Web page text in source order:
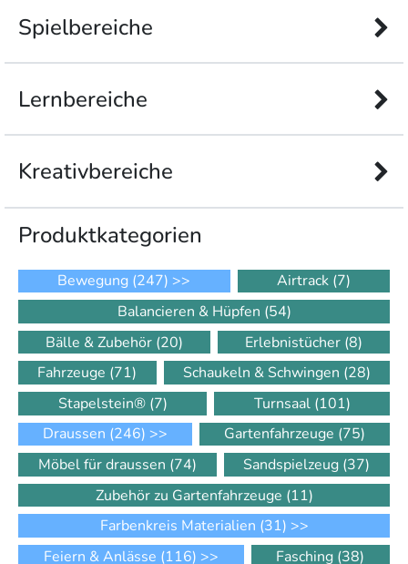
Spielbereiche
Lernbereiche
Kreativbereiche
Produkt­kategorien
Bewegung (247) >> Airtrack (7)
Balancieren & Hüpfen (54)
Bälle & Zubehör (20) Erlebnistücher (8)
Fahrzeuge (71) Schaukeln & Schwingen (28)
Stapelstein® (7) Turnsaal (101)
Draussen (246) >> Gartenfahrzeuge (75)
Möbel für draussen (74) Sandspielzeug (37)
Zubehör zu Gartenfahrzeuge (11)
Farbenkreis Materialien (31) >>
Feiern & Anlässe (116) >> Fasching (38)